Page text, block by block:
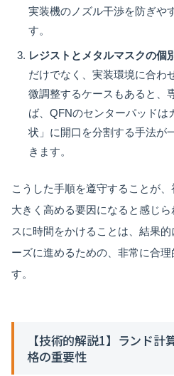
実装機のノズル干渉を防ぎや
す。
レジストとメタルマスクの個
だけでなく、実装環境に合わ
微調整するケースもあると、
ば、QFNのセンターパッドは
状」に開口を分割する手法が
きます。
こうした手順を遵守することが
大きく高める要因になると感じ
スに時間をかけることは、結果
ーズに進めるための、非常に合
す。
【技術的解説1】ランド
格の重要性